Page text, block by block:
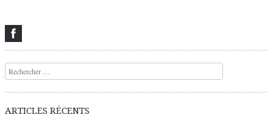
Recherche
ARTICLES RÉCENTS